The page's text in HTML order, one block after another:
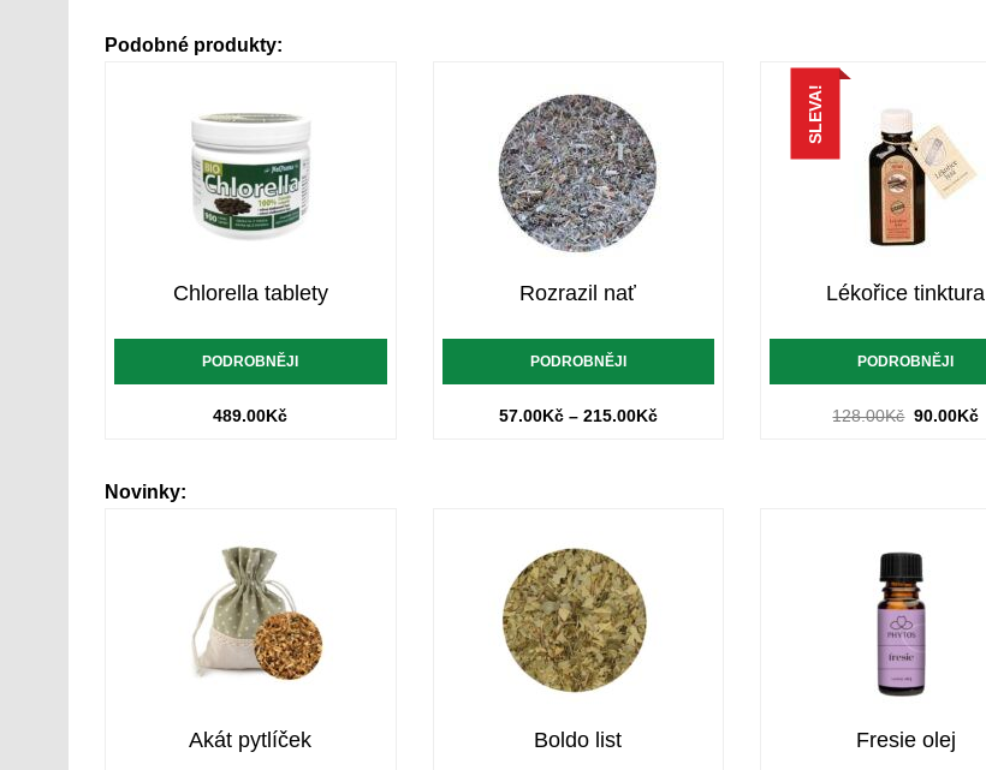
Podobné produkty:
Chlorella tablety
PODROBNĚJI
489.00Kč
Rozrazil nať
PODROBNĚJI
57.00Kč– 215.00Kč
SLEVA!
Lékořice tinktura
PODROBNĚJI
128.00Kč 90.00Kč
Novinky:
Akát pytlíček Boldo list Fresie olej